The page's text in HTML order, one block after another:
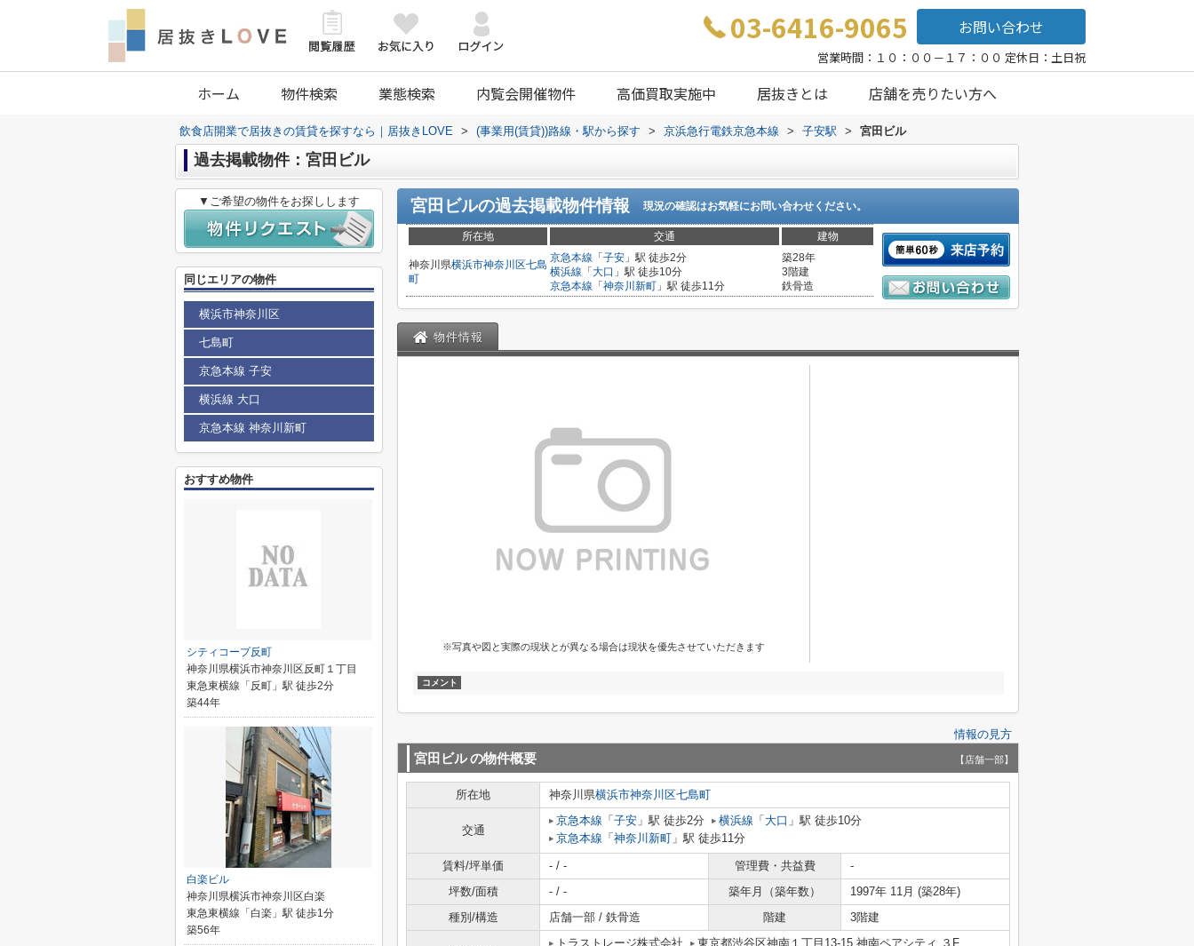
03-6416-9065 お問い合わせ
営業時間：１０：００－１７：００ 定休日：土日祝
ホーム 物件検索 業態検索 内覧会開催物件 高価買取実施中 居抜きとは 店舗を売りたい方へ
飲食店開業で居抜きの賃貸を探すなら｜居抜きLOVE > (事業用(賃貸))路線・駅から探す > 京浜急行電鉄京急本線 > 子安駅 > 宮田ビル
過去掲載物件：宮田ビル
宮田ビルの過去掲載物件情報 現況の確認はお気軽にお問い合わせください。
所在地 交通 建物
神奈川県横浜市神奈川区七島
町
京急本線 「 子安 」駅 徒歩2分
横浜線 「 大口 」駅 徒歩10分
京急本線 「 神奈川新町 」駅 徒歩11分
築28年
3階建
鉄骨造
物件情報
※写真や図と実際の現状とが異なる場合は現状を優先させていただきます
コメント
情報の見方
宮田ビルの物件概要 【店舗一部】
所在地 神奈川県横浜市神奈川区七島町
交通
京急本線 「 子安 」駅 徒歩2分 横浜線 「 大口 」駅 徒歩10分
京急本線 「 神奈川新町 」駅 徒歩11分
賃料/坪単価 - / - 管理費・共益費
-
坪数/面積
- / - 築年月（築年数）
1997年 11月 (築28年)
種別/構造
店舗一部 / 鉄骨造 階建 3階建
トラストレージ株式会社
東京都渋谷区神南１丁目13-15 神南ペアシティ ３F
▼ご希望の物件をお探しします
同じエリアの物件
横浜市神奈川区
七島町
京急本線 子安
横浜線 大口
京急本線 神奈川新町
おすすめ物件
シティコープ反町
神奈川県横浜市神奈川区反町１丁目
東急東横線「反町」駅 徒歩2分
築44年
白楽ビル
神奈川県横浜市神奈川区白楽
東急東横線「白楽」駅 徒歩1分
築56年